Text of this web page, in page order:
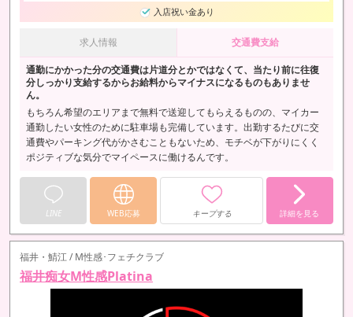
入店祝い金あり
求人情報 交通費支給
通勤にかかった分の交通費は片道分とかではなくて、当たり前に往復
分しっかり支給するからお給料からマイナスになるものもありませ
ん。
もちろん希望のエリアまで無料で送迎してもらえるものの、マイカー
通勤したい女性のために駐車場も完備しています。出勤するたびに交
通費やパーキング代がかさむこともないため、モチベが下がりにくく
ポジティブな気分でマイペースに働けるんです。
LINE WEB応募 キープする 詳細を見る
福井・鯖江 / M性感･フェチクラブ
福井痴女M性感Platina